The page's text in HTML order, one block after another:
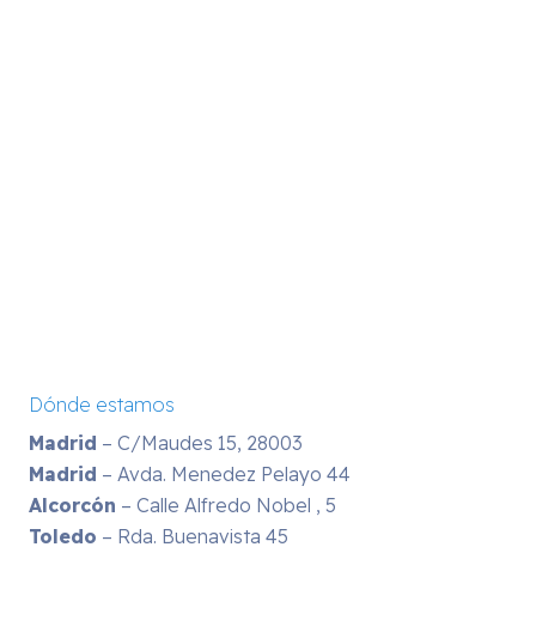
Dónde estamos
Madrid – C/Maudes 15, 28003
Madrid – Avda. Menedez Pelayo 44
Alcorcón – Calle Alfredo Nobel , 5
Toledo – Rda. Buenavista 45